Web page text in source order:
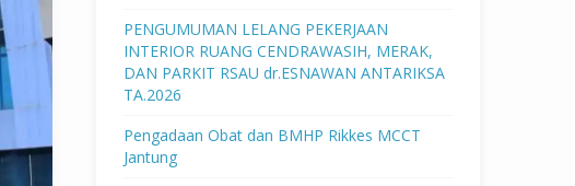
PENGUMUMAN LELANG PEKERJAAN
INTERIOR RUANG CENDRAWASIH, MERAK,
DAN PARKIT RSAU dr.ESNAWAN ANTARIKSA
TA.2026
Pengadaan Obat dan BMHP Rikkes MCCT
Jantung